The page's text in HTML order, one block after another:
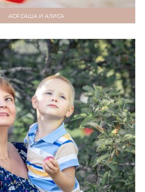
АСЯ САША И АЛИСА